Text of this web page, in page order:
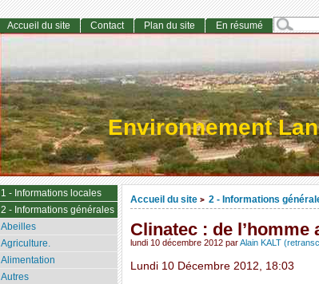
Environnement
Accueil du site > 2 - Informations
Clinatec : de l’homme
lundi 10 décembre 2012 parAlain KALT
Lundi 10 Décembre 2012, 18:03
Accueil du site Contact Plan du site En résumé
1 - Informations locales
2 - Informations générales
Abeilles
Agriculture.
Alimentation
Autres